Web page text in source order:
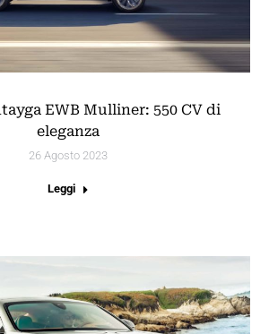
EWB Mulliner: 550 CV di
eleganza
26 Agosto 2023
Leggi